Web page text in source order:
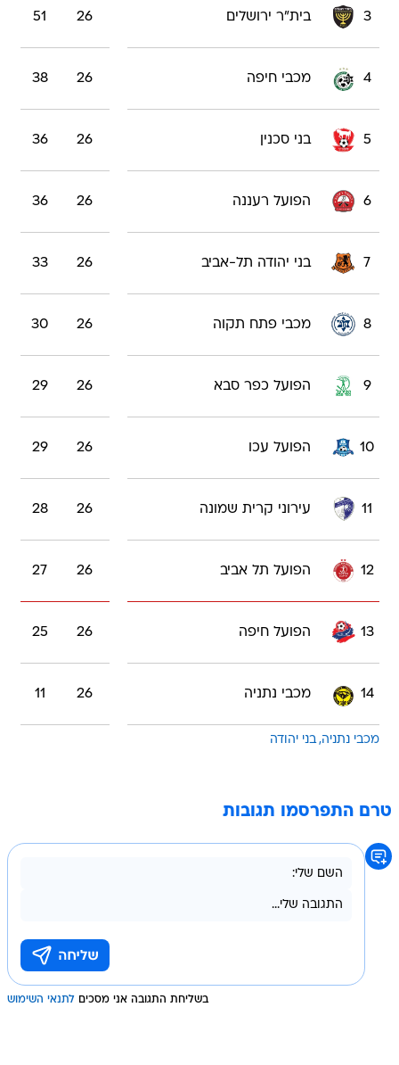
3 בית"ר ירושלים 26
51
4 מכבי חיפה 26
38
5 בני סכנין 26
36
6 הפועל רעננה 26
36
7 בני יהודה תל-אביב 26
33
8 מכבי פתח תקוה 26
30
9 הפועל כפר סבא 26
29
10 הפועל עכו 26
29
11 עירוני קרית שמונה 26
28
12 הפועל תל אביב 26
27
13 הפועל חיפה 26
25
14 מכבי נתניה 26
11
מכבי נתניה בני יהודה
טרם התפרסמו תגובות
בשליחת התגובה אני מסכים לתנאי השימוש